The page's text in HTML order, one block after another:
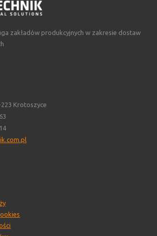
zakładów produkcyjnych w zakresie dostaw
Krotoszyce